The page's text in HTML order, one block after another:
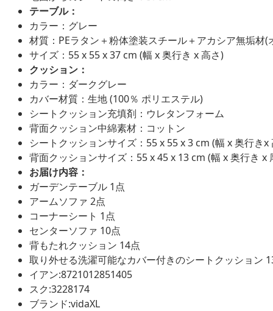
テーブル：
カラー：グレー
材質：PEラタン＋粉体塗装スチール＋アカシア無垢材(
サイズ：55 x 55 x 37 cm (幅 x 奥行き x 高さ)
クッション：
カラー：ダークグレー
カバー材質：生地 (100％ ポリエステル)
シートクッション充填剤：ウレタンフォーム
背面クッション中綿素材：コットン
シートクッションサイズ：55 x 55 x 3 cm (幅 x 奥行きx
背面クッションサイズ：55 x 45 x 13 cm (幅 x 奥行き x
お届け内容：
ガーデンテーブル 1点
アームソファ 2点
コーナーシート 1点
センターソファ 10点
背もたれクッション 14点
取り外せる洗濯可能なカバー付きのシートクッション
イアン:8721012851405
スク:3228174
ブランド:vidaXL